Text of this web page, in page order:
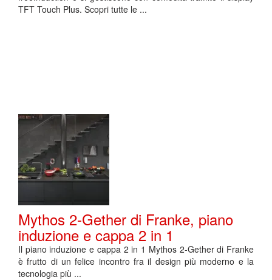
TFT Touch Plus. Scopri tutte le ...
Mythos 2-Gether di Franke, piano
induzione e cappa 2 in 1
Il piano induzione e cappa 2 in 1 Mythos 2-Gether di Franke
è frutto di un felice incontro fra il design più moderno e la
tecnologia più ...